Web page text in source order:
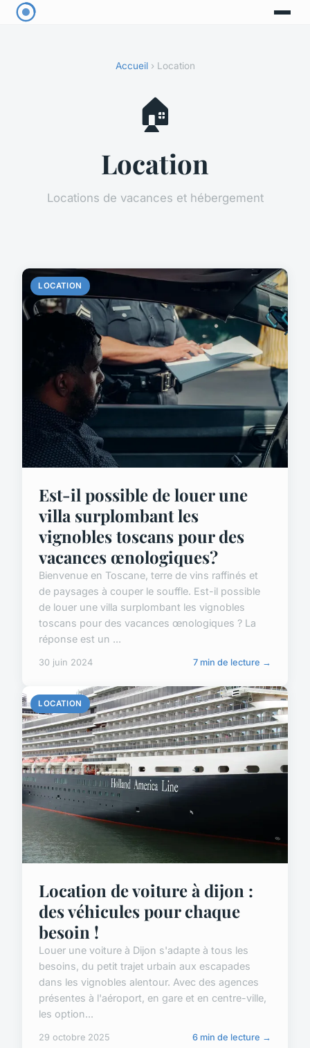
Accueil› Location
🏠
Location
Locations de vacances et hébergement
LOCATION
Est-il possible de louer une
villa surplombant les
vignobles toscans pour des
vacances œnologiques?
Bienvenue en Toscane, terre de vins raffinés et
de paysages à couper le souffle. Est-il possible
de louer une villa surplombant les vignobles
toscans pour des vacances œnologiques ? La
réponse est un ...
30 juin 2024 7 min de lecture →
LOCATION
Location de voiture à dijon :
des véhicules pour chaque
besoin !
Louer une voiture à Dijon s'adapte à tous les
besoins, du petit trajet urbain aux escapades
dans les vignobles alentour. Avec des agences
présentes à l'aéroport, en gare et en centre-ville,
les option...
29 octobre 2025 6 min de lecture →